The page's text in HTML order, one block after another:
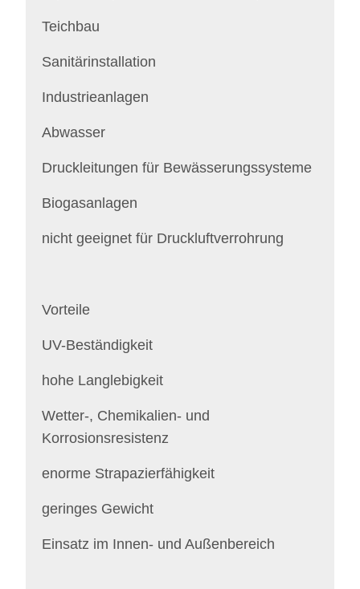
Teichbau
Sanitärinstallation
Industrieanlagen
Abwasser
Druckleitungen für Bewässerungssysteme
Biogasanlagen
nicht geeignet für Druckluftverrohrung
Vorteile
UV-Beständigkeit
hohe Langlebigkeit
Wetter-, Chemikalien- und
Korrosionsresistenz
enorme Strapazierfähigkeit
geringes Gewicht
Einsatz im Innen- und Außenbereich